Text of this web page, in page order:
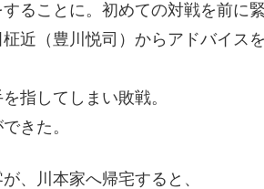
ることに。初めての対戦を前に
近（豊川悦司）からアドバイス
指してしまい敗戦。
きた。
、川本家へ帰宅すると、